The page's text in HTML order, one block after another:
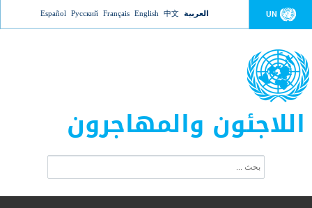
Jump to navigation UN العربية 中文
English
Français
Русский
Español
اللاجئون والمهاجرون
ت
ب